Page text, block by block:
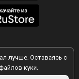
лучше. Оставаясь с
куки.